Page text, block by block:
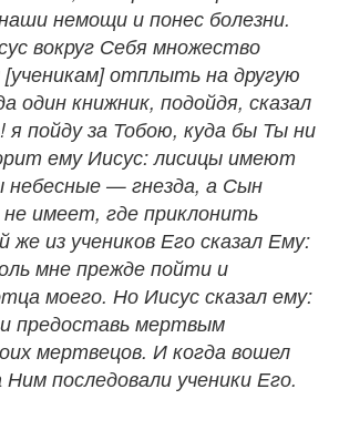
немощи и понес болезни.
вокруг Себя множество
[ученикам] отплыть на другую
один книжник, подойдя, сказал
пойду за Тобою, куда бы Ты ни
ему Иисус: лисицы имеют
— гнезда, а Сын
не имеет, где приклонить
же из учеников Его сказал Ему:
мне прежде пойти и
моего. Но Иисус сказал ему:
предоставь мертвым
мертвецов. И когда вошел
Ним последовали ученики Его.